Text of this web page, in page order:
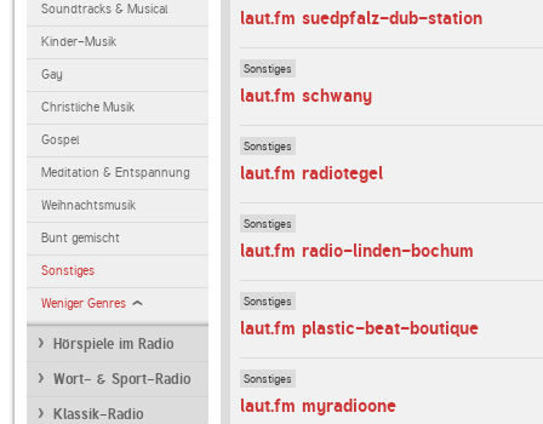
Soundtracks & Musical
Kinder-Musik
Gay
Christliche Musik
Gospel
Meditation & Entspannung
Weihnachtsmusik
Bunt gemischt
Sonstiges
Weniger Genres
Hörspiele im Radio
Wort- & Sport-Radio
Klassik-Radio
laut.fm suedpfalz-dub-station
Sonstiges
laut.fm schwany
Sonstiges
laut.fm radiotegel
Sonstiges
laut.fm radio-linden-bochum
Sonstiges
laut.fm plastic-beat-boutique
Sonstiges
laut.fm myradioone